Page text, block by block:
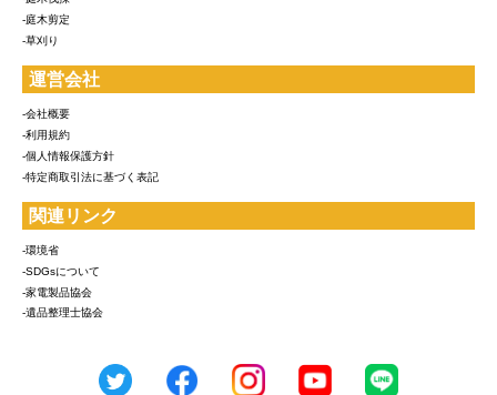
-庭木剪定
-草刈り
運営会社
-会社概要
-利用規約
-個人情報保護方針
-特定商取引法に基づく表記
関連リンク
-環境省
-SDGsについて
-家電製品協会
-遺品整理士協会